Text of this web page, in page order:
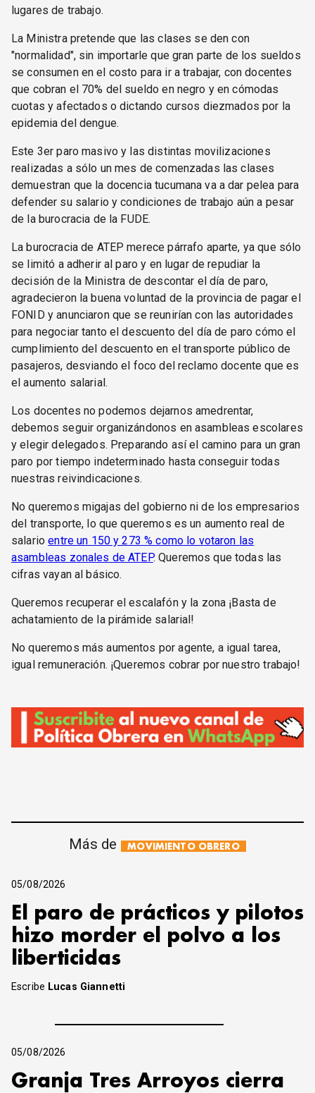
lugares de trabajo.
La Ministra pretende que las clases se den con
"normalidad", sin importarle que gran parte de los sueldos
se consumen en el costo para ir a trabajar, con docentes
que cobran el 70% del sueldo en negro y en cómodas
cuotas y afectados o dictando cursos diezmados por la
epidemia del dengue.
Este 3er paro masivo y las distintas movilizaciones
realizadas a sólo un mes de comenzadas las clases
demuestran que la docencia tucumana va a dar pelea para
defender su salario y condiciones de trabajo aún a pesar
de la burocracia de la FUDE.
La burocracia de ATEP merece párrafo aparte, ya que sólo
se limitó a adherir al paro y en lugar de repudiar la
decisión de la Ministra de descontar el día de paro,
agradecieron la buena voluntad de la provincia de pagar el
FONID y anunciaron que se reunirían con las autoridades
para negociar tanto el descuento del día de paro cómo el
cumplimiento del descuento en el transporte público de
pasajeros, desviando el foco del reclamo docente que es
el aumento salarial.
Los docentes no podemos dejarnos amedrentar,
debemos seguir organizándonos en asambleas escolares
y elegir delegados. Preparando así el camino para un gran
paro por tiempo indeterminado hasta conseguir todas
nuestras reivindicaciones.
No queremos migajas del gobierno ni de los empresarios
del transporte, lo que queremos es un aumento real de
salarioentre un 150 y 273 % como lo votaron las
asambleas zonales de ATEP. Queremos que todas las
cifras vayan al básico.
Queremos recuperar el escalafón y la zona ¡Basta de
achatamiento de la pirámide salarial!
No queremos más aumentos por agente, a igual tarea,
igual remuneración. ¡Queremos cobrar por nuestro trabajo!
Más de MOVIMIENTO OBRERO
05/08/2026
El paro de prácticos y pilotos
hizo morder el polvo a los
liberticidas
Escribe Lucas Giannetti
05/08/2026
Granja Tres Arroyos cierra